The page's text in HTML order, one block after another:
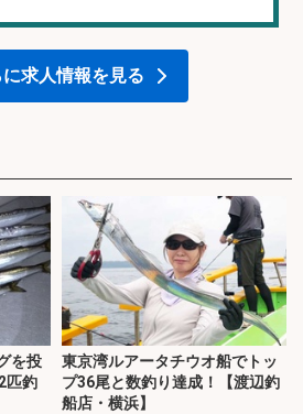
に求人情報を見る
を投
匹釣
東京湾ルアータチウオ船でトッ
プ36尾と数釣り達成！【渡辺釣
船店・横浜】